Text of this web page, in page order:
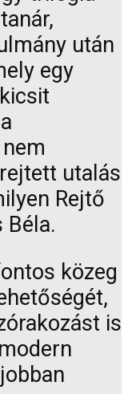
után
egy
utalás
Rejtő
Béla.
közeg
is